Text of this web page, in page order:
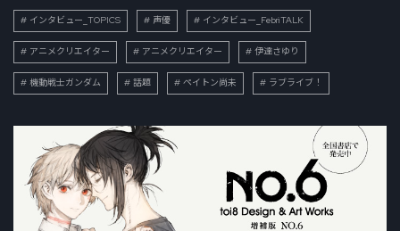
インタビュー_TOPICS 声優 インタビュー_FebriTALK
アニメクリエイター アニメクリエイター 伊達さゆり
機動戦士ガンダム 話題 ペイトン尚未 ラブライブ！